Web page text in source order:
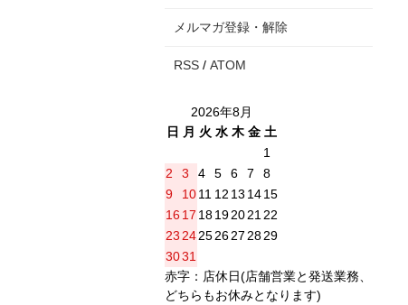
メルマガ登録・解除
RSS / ATOM
2026年8月
日
月 火 水 木 金 土
1
2
3 4 5 6 7
8
9
1011 12 13 1415
16 17 18192021 22
23 24252627 2829
3031
赤字：店休日(店舗営業と発送業務、
どちらもお休みとなります)